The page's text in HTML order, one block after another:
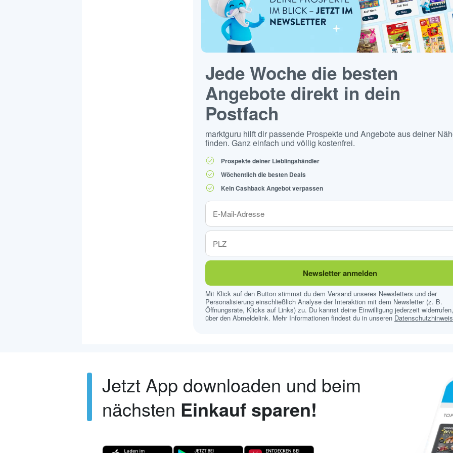
Jede Woche die besten
Angebote direkt in dein
Postfach
marktguru hilft dir passende Prospekte und Angebote aus deiner
finden. Ganz einfach und völlig kostenfrei.
Prospekte deiner Lieblingshändler
Wöchentlich die besten Deals
Kein Cashback Angebot verpassen
Newsletter anmelden
Mit Klick auf den Button stimmst du dem Versand unseres Newsletters und der
Personalisierung einschließlich Analyse der Interaktion mit dem Newsletter (z. B.
Öffnungsrate, Klicks auf Links) zu. Du kannst deine Einwilligung jederzeit
über den Abmeldelink. Mehr Informationen findest du in unseren
Jetzt App downloaden und beim
nächsten Einkauf sparen!